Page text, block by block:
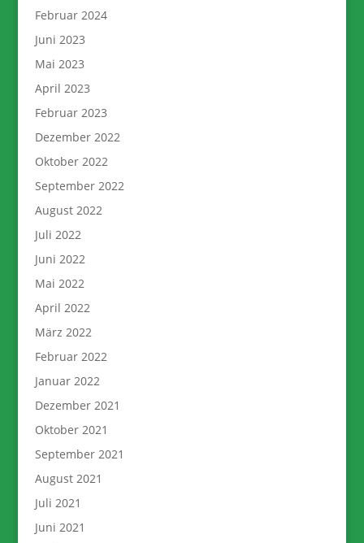
Februar 2024
Juni 2023
Mai 2023
April 2023
Februar 2023
Dezember 2022
Oktober 2022
September 2022
August 2022
Juli 2022
Juni 2022
Mai 2022
April 2022
März 2022
Februar 2022
Januar 2022
Dezember 2021
Oktober 2021
September 2021
August 2021
Juli 2021
Juni 2021